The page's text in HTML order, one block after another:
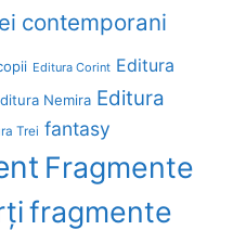
contemporani
Editura Corint Editura
Nemira Editura
Trei fantasy
Fragmente
fragmente